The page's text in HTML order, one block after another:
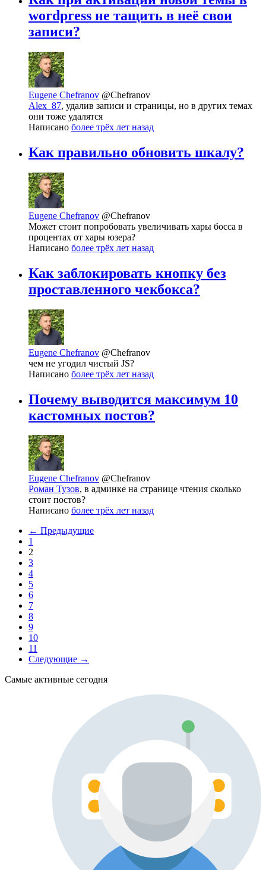
wordpress не тащить в неё свои
записи?
Eugene Chefranov @Chefranov
Alex_87, удалив записи и страницы, но в других темах
они тоже удалятся
Написано более трёх лет назад
Как правильно обновить шкалу?
Eugene Chefranov @Chefranov
Может стоит попробовать увеличивать хары босса в
процентах от хары юзера?
Написано более трёх лет назад
Как заблокировать кнопку без
проставленного чекбокса?
Eugene Chefranov @Chefranov
чем не угодил чистый JS?
Написано более трёх лет назад
Почему выводится максимум 10
кастомных постов?
Eugene Chefranov @Chefranov
Роман Тузов, в админке на странице чтения сколько
стоит постов?
Написано более трёх лет назад
← Предыдущие
1
2
3
4
5
6
7
8
9
10
11
Следующие →
Самые активные сегодня